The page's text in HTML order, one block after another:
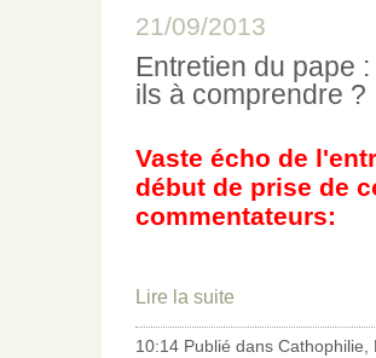
21/09/2013
Entretien du pape
ils à comprendre ?
Vaste écho de
début de prise de
commentateurs:
Lire la suite
10:14 Publié dans Cathophilie,